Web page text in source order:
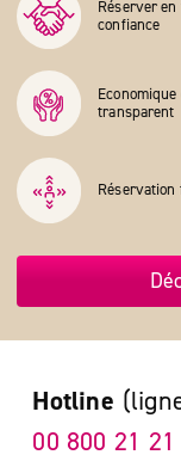
Réserver en
confiance
Economique
transparent
Hotline
00 800 21